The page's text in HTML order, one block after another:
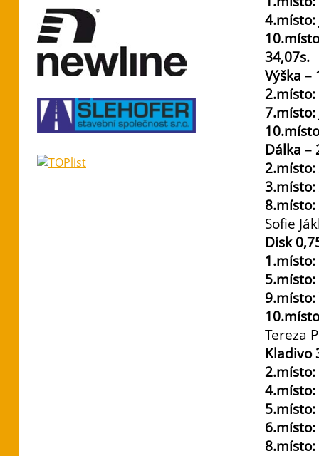
4.místo:
34,07s.
Výška –
Dálka –
3.místo:
Sofie
Disk
Tereza
Kladivo